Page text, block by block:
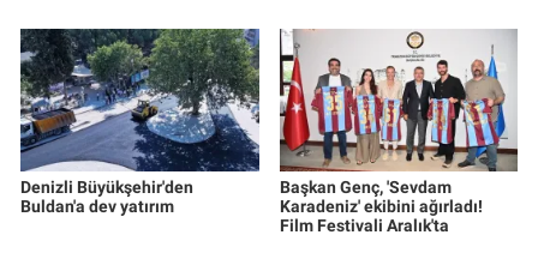
Denizli Büyükşehir'den
Buldan'a dev yatırım
Başkan Genç, 'Sevdam
Karadeniz' ekibini ağırladı!
Film Festivali Aralık'ta